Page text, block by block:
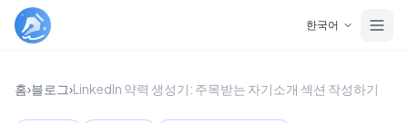
한국어
홈›블로그›LinkedIn 약력 생성기: 주목받는 자기소개 섹션 작성하기